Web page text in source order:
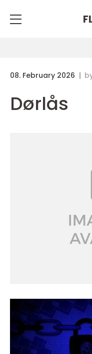
08. February 2026
Dørlås